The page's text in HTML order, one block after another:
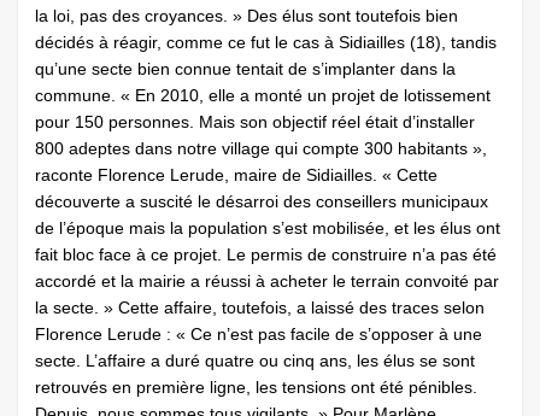
la loi, pas des croyances. » Des élus sont toutefois bien
décidés à réagir, comme ce fut le cas à Sidiailles (18), tandis
qu’une secte bien connue tentait de s’implanter dans la
commune. « En 2010, elle a monté un projet de lotissement
pour 150 personnes. Mais son objectif réel était d’installer
800 adeptes dans notre village qui compte 300 habitants »,
raconte Florence Lerude, maire de Sidiailles. « Cette
découverte a suscité le désarroi des conseillers municipaux
de l’époque mais la population s’est mobilisée, et les élus ont
fait bloc face à ce projet. Le permis de construire n’a pas été
accordé et la mairie a réussi à acheter le terrain convoité par
la secte. » Cette affaire, toutefois, a laissé des traces selon
Florence Lerude : « Ce n’est pas facile de s’opposer à une
secte. L’affaire a duré quatre ou cinq ans, les élus se sont
retrouvés en première ligne, les tensions ont été pénibles.